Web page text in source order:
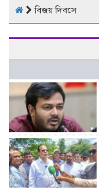
বিজয় দিবসে